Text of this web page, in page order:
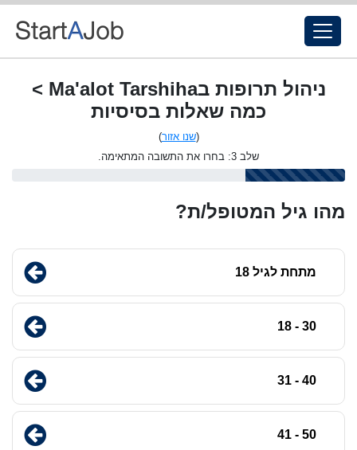
ניהול תרופות בMa'alot Tarshiha >
כמה שאלות בסיסיות
(שנו אזור)
שלב 3: בחרו את התשובה המתאימה.
מהו גיל המטופל/ת?
מתחת לגיל 18
30 - 18
40 - 31
50 - 41